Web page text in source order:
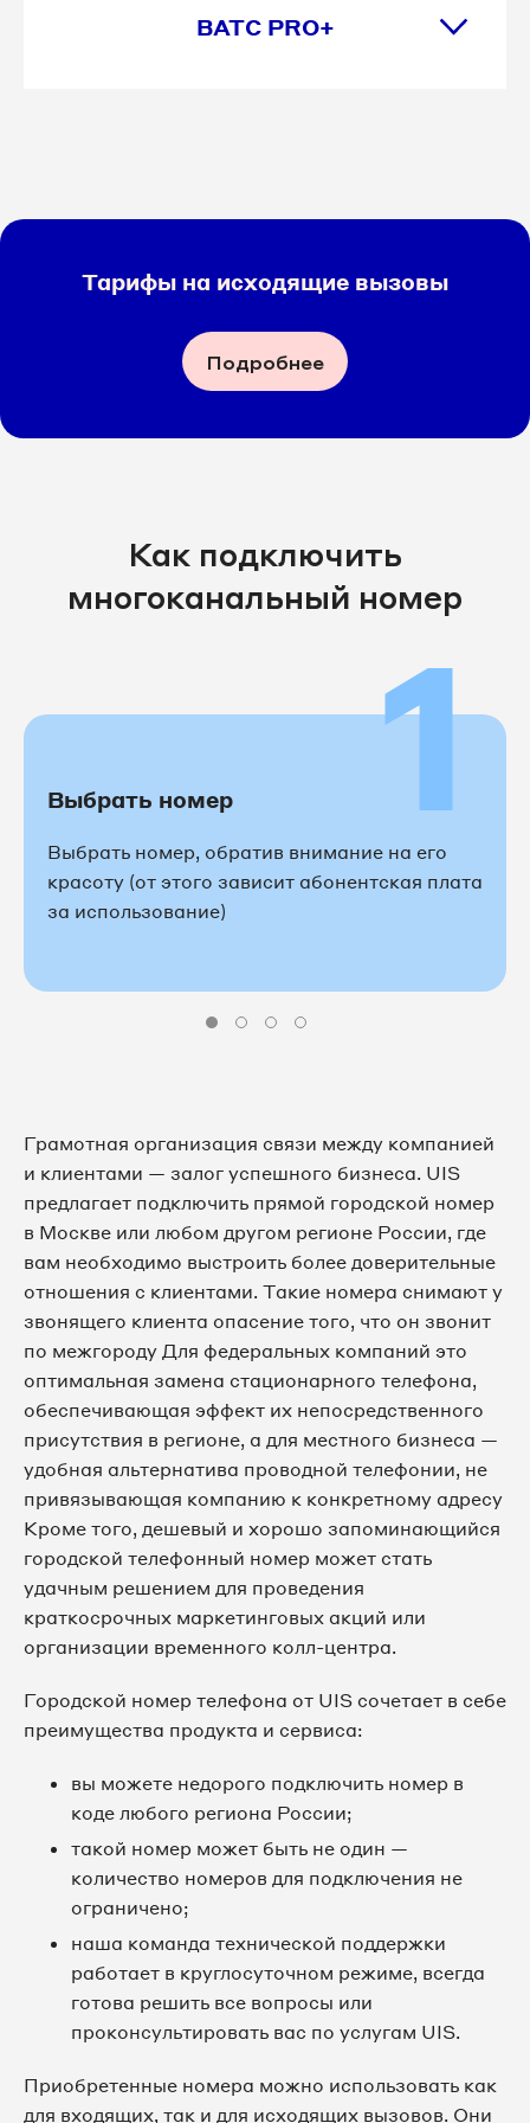
8 495 032-76-56
8 495 032-79-62
8 495 032-80-25
8 495 032-89-23
8 495 032-94-71
8 495 065-06-56
8 495 065-08-04
8 495 065-08-25
8 495 065-28-14
8 495 065-34-27
8 495 065-40-82
8 495 065-41-87
8 495 065-43-57
8 495 065-43-65
8 495 065-43-79
8 495 065-44-02
8 495 065-45-18
8 495 065-45-57
8 495 065-49-37
8 495 065-55-87
8 495 065-66-84
8 495 065-82-78
ВАТС PRO+
Тарифы на исходящие вызовы
Подробнее
Как подключить
многоканальный номер
1
Выбрать номер
Выбрать номер, обратив внимание на его
красоту (от этого зависит абонентская плата
за использование)
Грамотная организация связи между компанией
и клиентами — залог успешного бизнеса. UIS
предлагает подключить прямой городской номер
в Москве или любом другом регионе России, где
вам необходимо выстроить более доверительные
отношения с клиентами. Такие номера снимают у
звонящего клиента опасение того, что он звонит
по межгороду Для федеральных компаний это
оптимальная замена стационарного телефона,
обеспечивающая эффект их непосредственного
присутствия в регионе, а для местного бизнеса —
удобная альтернатива проводной телефонии, не
привязывающая компанию к конкретному адресу
Кроме того, дешевый и хорошо запоминающийся
городской телефонный номер может стать
удачным решением для проведения
краткосрочных маркетинговых акций или
организации временного колл-центра.
Городской номер телефона от UIS сочетает в себе
преимущества продукта и сервиса:
вы можете недорого подключить номер в
коде любого региона России;
такой номер может быть не один —
количество номеров для подключения не
ограничено;
наша команда технической поддержки
работает в круглосуточном режиме, всегда
готова решить все вопросы или
проконсультировать вас по услугам UIS.
Приобретенные номера можно использовать как
для входящих, так и для исходящих вызовов. Они